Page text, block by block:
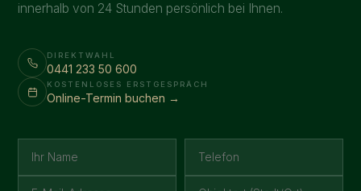
innerhalb von 24 Stunden persönlich bei Ihnen.
DIREKTWAHL
0441 233 50 600
KOSTENLOSES ERSTGESPRÄCH
Online-Termin buchen →